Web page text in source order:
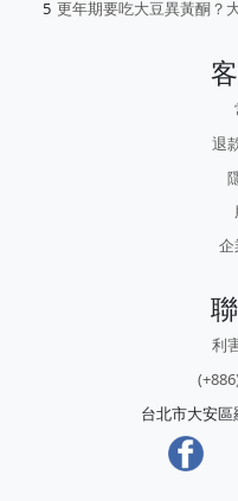
更年期要吃大豆異黃酮？
退
企
利
台北市大安